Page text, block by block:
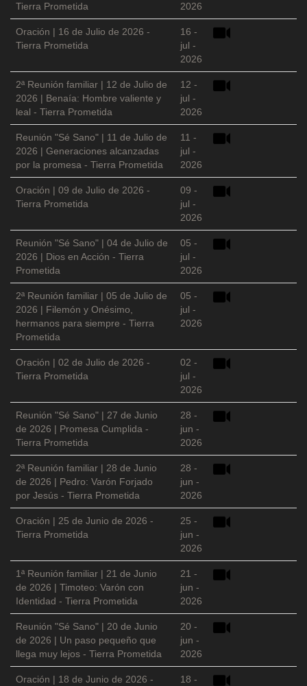
Tierra Prometida
2026
Oración | 16 de Julio de 2026 -
Tierra Prometida
16 -
jul -
2026
2ª Reunión familiar | 12 de Julio de
2026 | Benaía: Hombre valiente y
leal - Tierra Prometida
12 -
jul -
2026
Reunión "Sé Sano" | 11 de Julio de
2026 | Generaciones alcanzadas
por la promesa - Tierra Prometida
11 -
jul -
2026
Oración | 09 de Julio de 2026 -
Tierra Prometida
09 -
jul -
2026
Reunión "Sé Sano" | 04 de Julio de
2026 | Dios en Acción - Tierra
Prometida
05 -
jul -
2026
2ª Reunión familiar | 05 de Julio de
2026 | Filemón y Onésimo,
hermanos para siempre - Tierra
Prometida
05 -
jul -
2026
Oración | 02 de Julio de 2026 -
Tierra Prometida
02 -
jul -
2026
Reunión "Sé Sano" | 27 de Junio
de 2026 | Promesa Cumplida -
Tierra Prometida
28 -
jun -
2026
2ª Reunión familiar | 28 de Junio
de 2026 | Pedro: Varón Forjado
por Jesús - Tierra Prometida
28 -
jun -
2026
Oración | 25 de Junio de 2026 -
Tierra Prometida
25 -
jun -
2026
1ª Reunión familiar | 21 de Junio
de 2026 | Timoteo: Varón con
Identidad - Tierra Prometida
21 -
jun -
2026
Reunión "Sé Sano" | 20 de Junio
de 2026 | Un paso pequeño que
llega muy lejos - Tierra Prometida
20 -
jun -
2026
Oración | 18 de Junio de 2026 -
18 -